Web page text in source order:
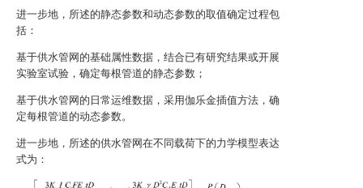
进一步地，所述的静态参数和动态参数的取值确定过程包
括：
基于供水管网的基础属性数据，结合已有研究结果或开展
实验室试验，确定每根管道的静态参数；
基于供水管网的日常运维数据，采用伽乐金插值方法，确
定每根管道的动态参数。
进一步地，所述的供水管网在不同载荷下的力学模型表达
式为：